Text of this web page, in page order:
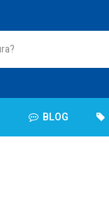
BLOG